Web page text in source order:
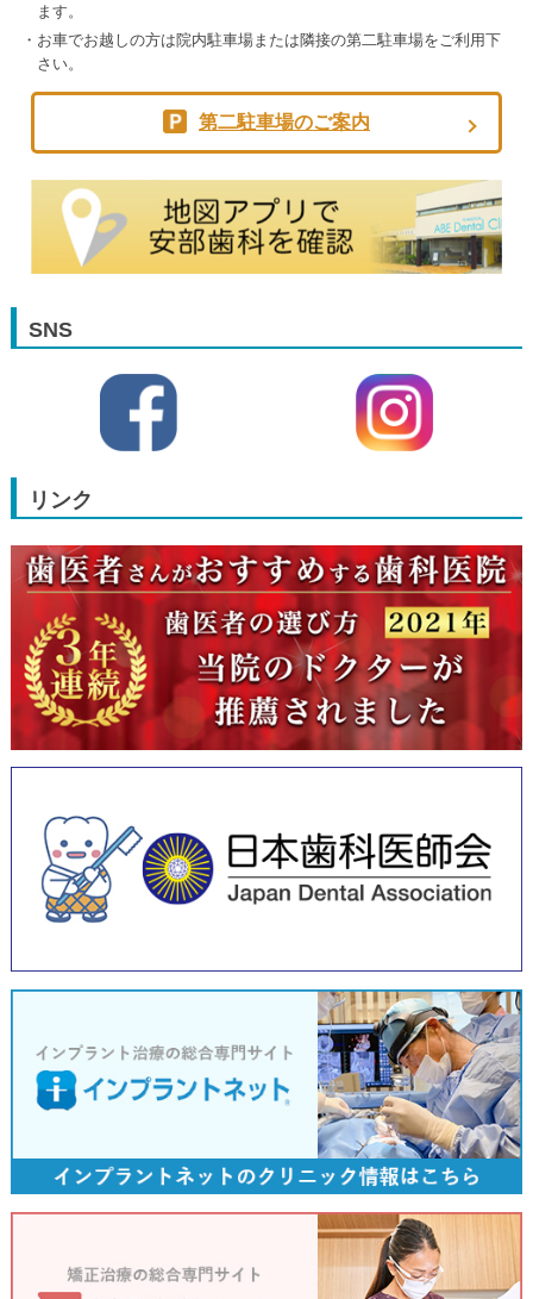
ます。
お車でお越しの方は院内駐車場または隣接の第二駐車場をご利用下
さい。
第二駐車場のご案内
SNS
リンク